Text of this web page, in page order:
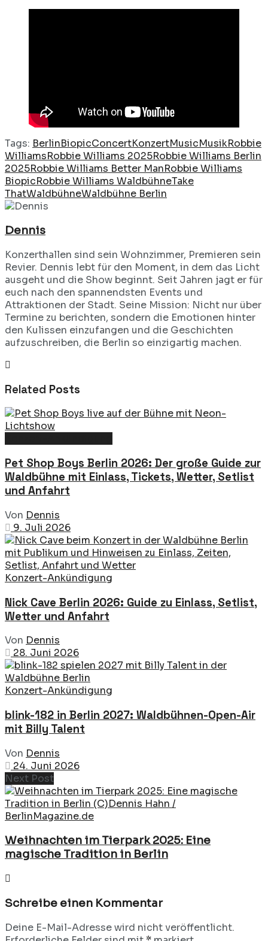
Tags: BerlinBiopicConcertKonzertMusicMusikRobbie
WilliamsRobbie Williams 2025Robbie Williams Berlin
2025Robbie Williams Better ManRobbie Williams
BiopicRobbie Williams WaldbühneTake
ThatWaldbühneWaldbühne Berlin
Dennis
Konzerthallen sind sein Wohnzimmer, Premieren sein
Revier. Dennis lebt für den Moment, in dem das Licht
ausgeht und die Show beginnt. Seit Jahren jagt er für
euch nach den spannendsten Events und
Attraktionen der Stadt. Seine Mission: Nicht nur über
Termine zu berichten, sondern die Emotionen hinter
den Kulissen einzufangen und die Geschichten
aufzuschreiben, die Berlin so einzigartig machen.
Related Posts
Pet Shop Boys Berlin 2026: Der große Guide zur
Waldbühne mit Einlass, Tickets, Wetter, Setlist
und Anfahrt
Von Dennis
9. Juli 2026
Konzert-Ankündigung
Nick Cave Berlin 2026: Guide zu Einlass, Setlist,
Wetter und Anfahrt
Von Dennis
28. Juni 2026
Konzert-Ankündigung
blink-182 in Berlin 2027: Waldbühnen-Open-Air
mit Billy Talent
Von Dennis
24. Juni 2026
Next Post
Weihnachten im Tierpark 2025: Eine
magische Tradition in Berlin
Schreibe einen Kommentar
Deine E-Mail-Adresse wird nicht veröffentlicht.